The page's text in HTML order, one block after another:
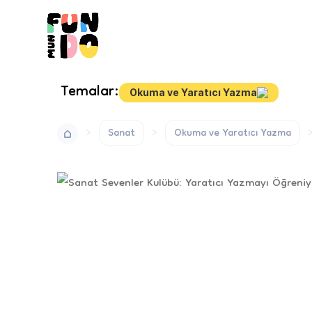
Temalar: Okuma ve Yaratıcı Yazma
Sanat Okuma ve Yaratıcı Yazma